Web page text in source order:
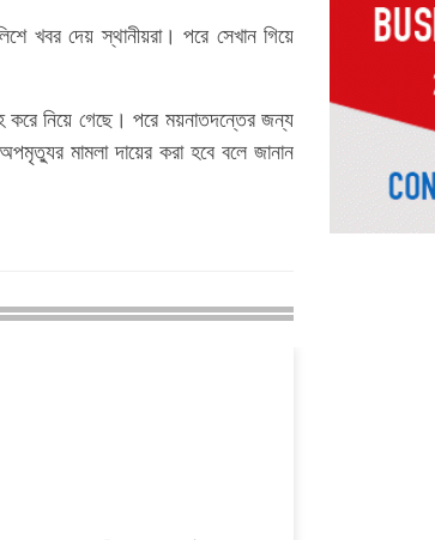
খবর দেয় স্থানীয়রা। পরে সেখান গিয়ে
করে নিয়ে গেছে। পরে ময়নাতদন্তের জন্য
মামলা দায়ের করা হবে বলে জানান